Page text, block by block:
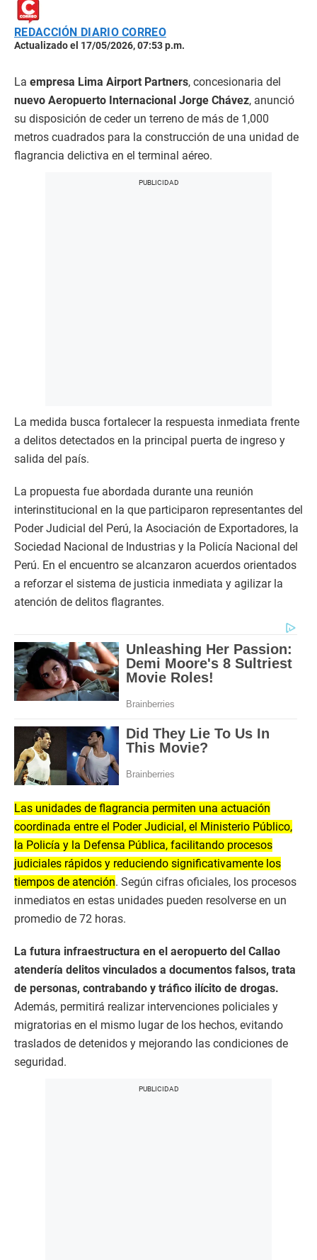
REDACCIÓN DIARIO CORREO
Actualizado el 17/05/2026, 07:53 p.m.
La empresa Lima Airport Partners, concesionaria del
nuevo Aeropuerto Internacional Jorge Chávez, anunció
su disposición de ceder un terreno de más de 1,000
metros cuadrados para la construcción de una unidad de
flagrancia delictiva en el terminal aéreo.
La medida busca fortalecer la respuesta inmediata frente
a delitos detectados en la principal puerta de ingreso y
salida del país.
La propuesta fue abordada durante una reunión
interinstitucional en la que participaron representantes del
Poder Judicial del Perú, la Asociación de Exportadores, la
Sociedad Nacional de Industrias y la Policía Nacional del
Perú. En el encuentro se alcanzaron acuerdos orientados
a reforzar el sistema de justicia inmediata y agilizar la
atención de delitos flagrantes.
Las unidades de flagrancia permiten una actuación
coordinada entre el Poder Judicial, el Ministerio Público,
la Policía y la Defensa Pública, facilitando procesos
judiciales rápidos y reduciendo significativamente los
tiempos de atención. Según cifras oficiales, los procesos
inmediatos en estas unidades pueden resolverse en un
promedio de 72 horas.
La futura infraestructura en el aeropuerto del Callao
atendería delitos vinculados a documentos falsos, trata
de personas, contrabando y tráfico ilícito de drogas.
Además, permitirá realizar intervenciones policiales y
migratorias en el mismo lugar de los hechos, evitando
traslados de detenidos y mejorando las condiciones de
seguridad.